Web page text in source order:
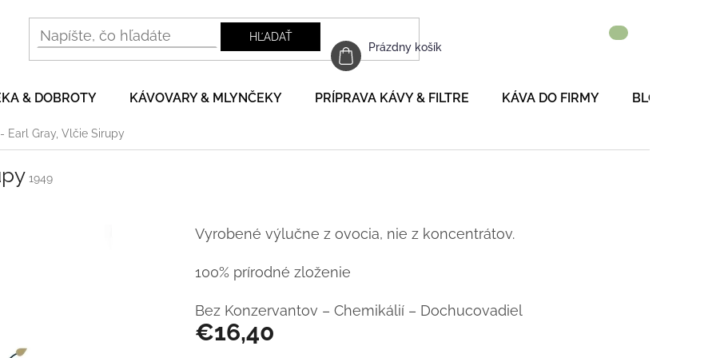
HĽADAŤ
NÁKUPNÝ
KOŠÍK
Prázdny košík
& DOBROTY KÁVOVARY & MLYNČEKY PRÍPRAVA KÁVY & FILTRE KÁVA DO FIRMY BLOG
Earl Gray, Vlčie Sirupy
1949
€16,40
Vyrobené výlučne z ovocia, nie z koncentrátov.
100% prírodné zloženie
Bez Konzervantov – Chemikálií – Dochucovadiel